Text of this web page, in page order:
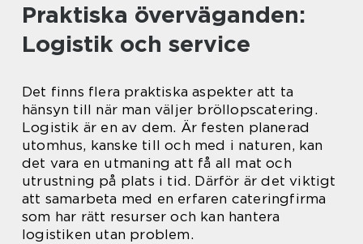
Praktiska överväganden:
Logistik och service
Det finns flera praktiska aspekter att ta
hänsyn till när man väljer bröllopscatering.
Logistik är en av dem. Är festen planerad
utomhus, kanske till och med i naturen, kan
det vara en utmaning att få all mat och
utrustning på plats i tid. Därför är det viktigt
att samarbeta med en erfaren cateringfirma
som har rätt resurser och kan hantera
logistiken utan problem.